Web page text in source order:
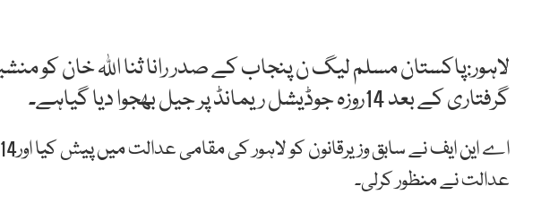
لاہور:پاکستان مسلم لیگ ن پنجاب کے صدر رانا ثنا اللہ خان کو
گرفتاری کے بعد 14روزہ جوڈیشل ریمانڈ پر جیل بھجوا دیا گیاہے۔
عدالت نے منظور کرلی۔